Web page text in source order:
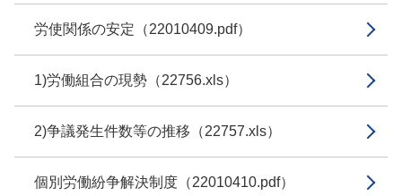
労使関係の安定（22010409.pdf）
1)労働組合の現勢（22756.xls）
2)争議発生件数等の推移（22757.xls）
個別労働紛争解決制度（22010410.pdf）